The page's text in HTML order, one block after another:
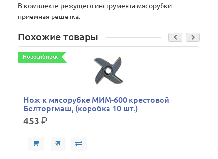
В комплекте режущего инструмента мясорубки -
приемная решетка.
Похожие товары
Новосибирск
Нож к мясорубке МИМ-600 крестовой
Белторгмаш, (коробка 10 шт.)
453р.